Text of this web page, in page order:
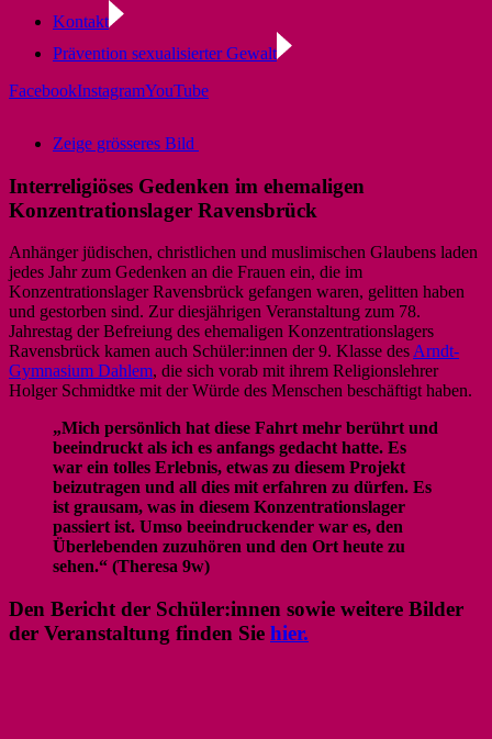
Kontakt
Prävention sexualisierter Gewalt
FacebookInstagramYouTube
Zeige grösseres Bild
Interreligiöses Gedenken im ehemaligen
Konzentrationslager Ravensbrück
Anhänger jüdischen, christlichen und muslimischen Glaubens laden
jedes Jahr zum Gedenken an die Frauen ein, die im
Konzentrationslager Ravensbrück gefangen waren, gelitten haben
und gestorben sind. Zur diesjährigen Veranstaltung zum 78.
Jahrestag der Befreiung des ehemaligen Konzentrationslagers
Ravensbrück kamen auch Schüler:innen der 9. Klasse desArndt-
Gymnasium Dahlem, die sich vorab mit ihrem Religionslehrer
Holger Schmidtke mit der Würde des Menschen beschäftigt haben.
„Mich persönlich hat diese Fahrt mehr berührt und
beeindruckt als ich es anfangs gedacht hatte. Es
war ein tolles Erlebnis, etwas zu diesem Projekt
beizutragen und all dies mit erfahren zu dürfen. Es
ist grausam, was in diesem Konzentrationslager
passiert ist. Umso beeindruckender war es, den
Überlebenden zuzuhören und den Ort heute zu
sehen.“ (Theresa 9w)
Den Bericht der Schüler:innen sowie weitere Bilder
der Veranstaltung finden Sie hier.